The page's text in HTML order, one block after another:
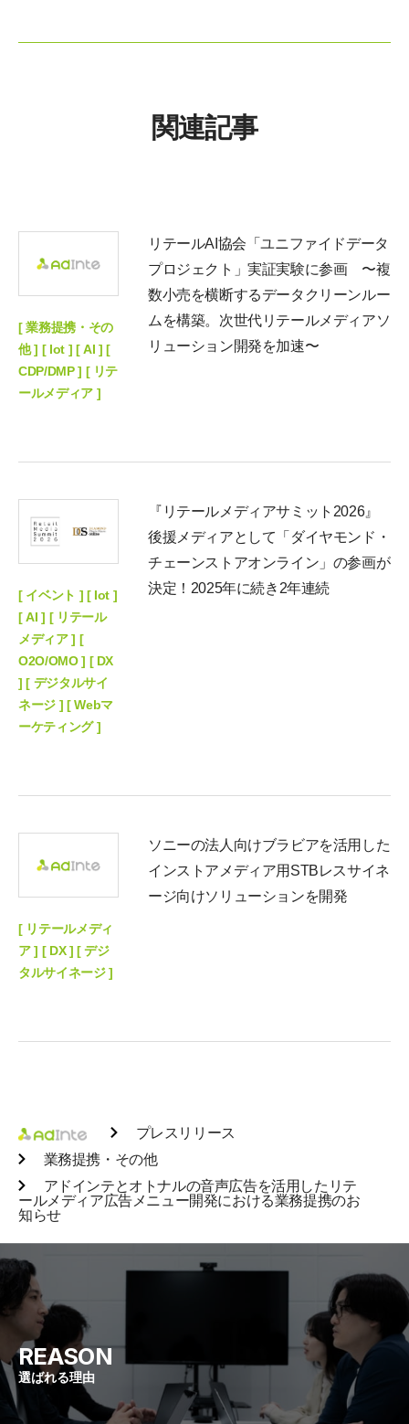
関連記事
[ 業務提携・その
他 ] [ Iot ] [ AI ] [
CDP/DMP ] [ リテ
ールメディア ]
リテールAI協会「ユニファイドデータ
プロジェクト」実証実験に参画 〜複
数小売を横断するデータクリーンルー
ムを構築。次世代リテールメディアソ
リューション開発を加速〜
[ イベント ] [ Iot ]
[ AI ] [ リテール
メディア ] [
O2O/OMO ] [ DX
] [ デジタルサイ
ネージ ] [ Webマ
ーケティング ]
『リテールメディアサミット2026』
後援メディアとして「ダイヤモンド・
チェーンストアオンライン」の参画が
決定！2025年に続き2年連続
[ リテールメディ
ア ] [ DX ] [ デジ
タルサイネージ ]
ソニーの法人向けブラビアを活用した
インストアメディア用STBレスサイネ
ージ向けソリューションを開発
プレスリリース
業務提携・その他
アドインテとオトナルの音声広告を活用したリテ
ールメディア広告メニュー開発における業務提携のお
知らせ
選ばれる理由
REASON